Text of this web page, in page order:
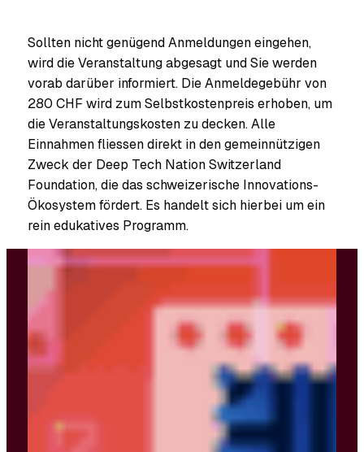
Sollten nicht genügend Anmeldungen eingehen,
wird die Veranstaltung abgesagt und Sie werden
vorab darüber informiert. Die Anmeldegebühr von
280 CHF wird zum Selbstkostenpreis erhoben, um
die Veranstaltungskosten zu decken. Alle
Einnahmen fliessen direkt in den gemeinnützigen
Zweck der Deep Tech Nation Switzerland
Foundation, die das schweizerische Innovations-
Ökosystem fördert. Es handelt sich hierbei um ein
rein edukatives Programm.